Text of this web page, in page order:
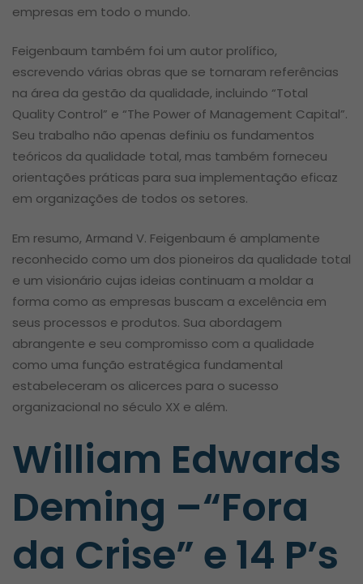
empresas em todo o mundo.
Feigenbaum também foi um autor prolífico,
escrevendo várias obras que se tornaram referências
na área da gestão da qualidade, incluindo “Total
Quality Control” e “The Power of Management Capital”.
Seu trabalho não apenas definiu os fundamentos
teóricos da qualidade total, mas também forneceu
orientações práticas para sua implementação eficaz
em organizações de todos os setores.
Em resumo, Armand V. Feigenbaum é amplamente
reconhecido como um dos pioneiros da qualidade total
e um visionário cujas ideias continuam a moldar a
forma como as empresas buscam a excelência em
seus processos e produtos. Sua abordagem
abrangente e seu compromisso com a qualidade
como uma função estratégica fundamental
estabeleceram os alicerces para o sucesso
organizacional no século XX e além.
William Edwards
Deming –“Fora
da Crise” e 14 P’s